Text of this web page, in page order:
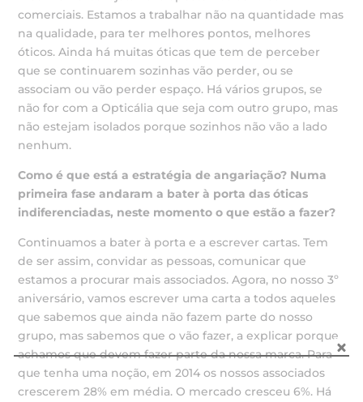
comerciais. Estamos a trabalhar não na quantidade mas
na qualidade, para ter melhores pontos, melhores
óticos. Ainda há muitas óticas que tem de perceber
que se continuarem sozinhas vão perder, ou se
associam ou vão perder espaço. Há vários grupos, se
não for com a Opticália que seja com outro grupo, mas
não estejam isolados porque sozinhos não vão a lado
nenhum.
Como é que está a estratégia de angariação? Numa
primeira fase andaram a bater à porta das óticas
indiferenciadas, neste momento o que estão a fazer?
Continuamos a bater à porta e a escrever cartas. Tem
de ser assim, convidar as pessoas, comunicar que
estamos a procurar mais associados. Agora, no nosso 3º
aniversário, vamos escrever uma carta a todos aqueles
que sabemos que ainda não fazem parte do nosso
grupo, mas sabemos que o vão fazer, a explicar porque
achamos que devem fazer parte da nossa marca. Para
que tenha uma noção, em 2014 os nossos associados
crescerem 28% em média. O mercado cresceu 6%. Há